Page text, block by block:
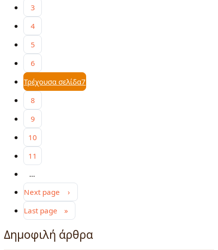
3
4
5
6
Τρέχουσα σελίδα7
8
9
10
11
…
Next page
›
Last page
»
Δημοφιλή άρθρα